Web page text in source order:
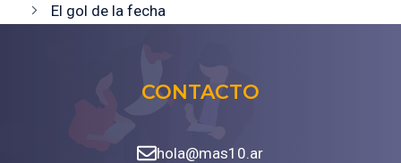
El gol de la fecha
CONTACTO
hola@mas10.ar